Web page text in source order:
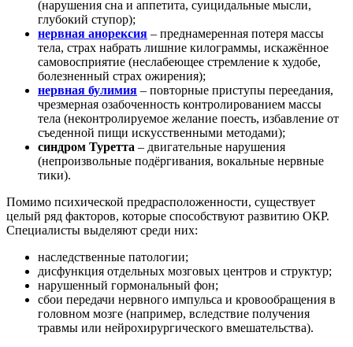
(нарушения сна и аппетита, суицидальные мысли,
глубокий ступор);
нервная анорексия – преднамеренная потеря массы
тела, страх набрать лишние килограммы, искажённое
самовосприятие (неслабеющее стремление к худобе,
болезненный страх ожирения);
нервная булимия – повторные приступы переедания,
чрезмерная озабоченность контролированием массы
тела (неконтролируемое желание поесть, избавление от
съеденной пищи искусственными методами);
синдром Туретта – двигательные нарушения
(непроизвольные подёргивания, вокальные нервные
тики).
Помимо психической предрасположенности, существует
целый ряд факторов, которые способствуют развитию ОКР.
Специалисты выделяют среди них:
наследственные патологии;
дисфункция отдельных мозговых центров и структур;
нарушенный гормональный фон;
сбои передачи нервного импульса и кровообращения в
головном мозге (например, вследствие получения
травмы или нейрохирургического вмешательства).